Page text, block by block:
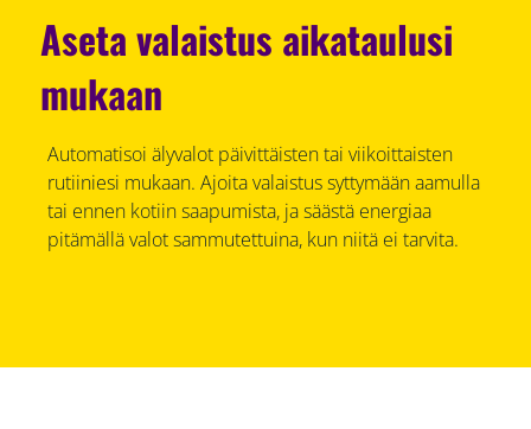
Aseta valaistus aikataulusi
mukaan
Automatisoi älyvalot päivittäisten tai viikoittaisten
rutiiniesi mukaan. Ajoita valaistus syttymään aamulla
tai ennen kotiin saapumista, ja säästä energiaa
pitämällä valot sammutettuina, kun niitä ei tarvita.